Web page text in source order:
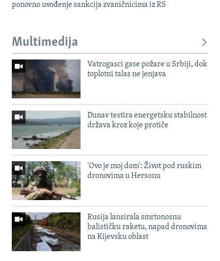
ponovno uvođenje sankcija zvaničnicima iz RS
Multimedija
Vatrogasci gase požare u Srbiji, dok
toplotni talas ne jenjava
Dunav testira energetsku stabilnost
država kroz koje protiče
'Ovo je moj dom': Život pod ruskim
dronovima u Hersonu
Rusija lansirala smrtonosnu
balističku raketu, napad dronovima
na Kijevsku oblast